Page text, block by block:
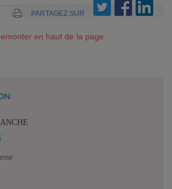
PARTAGEZ SUR
en haut de la page